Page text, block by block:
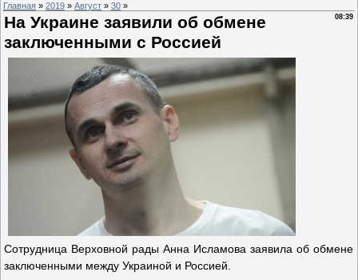
Главная » 2019 » Август » 30 »
08:39
На Украине заявили об обмене
заключенными с Россией
Сотрудница Верховной рады Анна Исламова заявила об обмене
заключенными между Украиной и Россией.